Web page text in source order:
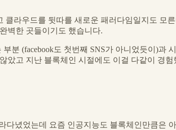
라우드를 뒷따를 새로운 패러다임일지도
벽한 곳들이기도 했습니다.
분 (facebook도 첫번째 SNS가 아니었듯이)
았고 지난 블록체인 시절에도 이걸 다같이 경
녔었는데 요즘 인공지능도 블록체인만큼은